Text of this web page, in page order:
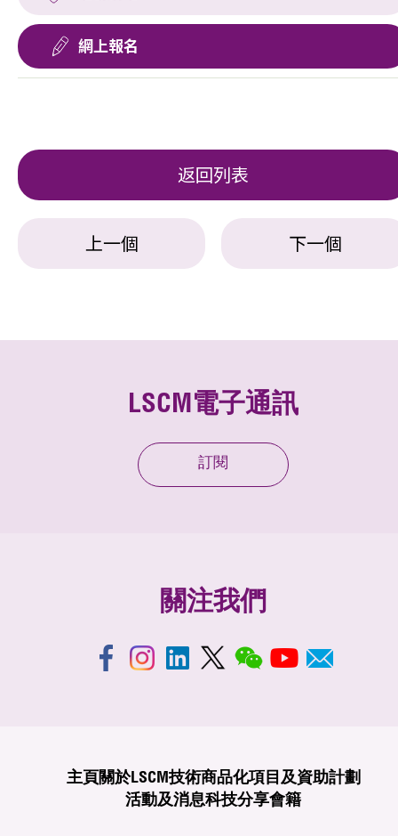
網上報名
返回列表
上一個 下一個
LSCM電子通訊
訂閱
關注我們
主頁 關於LSCM技術商品化項目及資助計劃
活動及消息科技分享會籍